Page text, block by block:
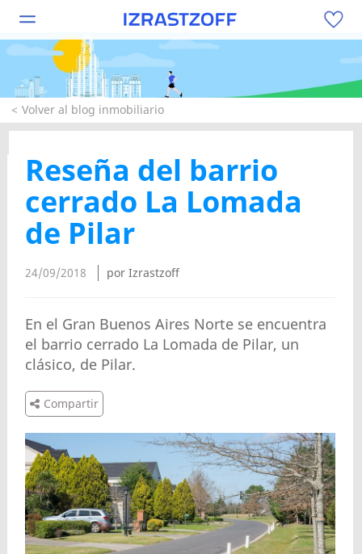
Volver al blog inmobiliario
Reseña del barrio
cerrado La Lomada
de Pilar
24/09/2018 por Izrastzoff
En el Gran Buenos Aires Norte se encuentra
el barrio cerrado La Lomada de Pilar, un
clásico, de Pilar.
Compartir